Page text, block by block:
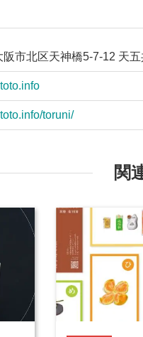
阪市北区天神橋5-7-12 天
toruni/
関